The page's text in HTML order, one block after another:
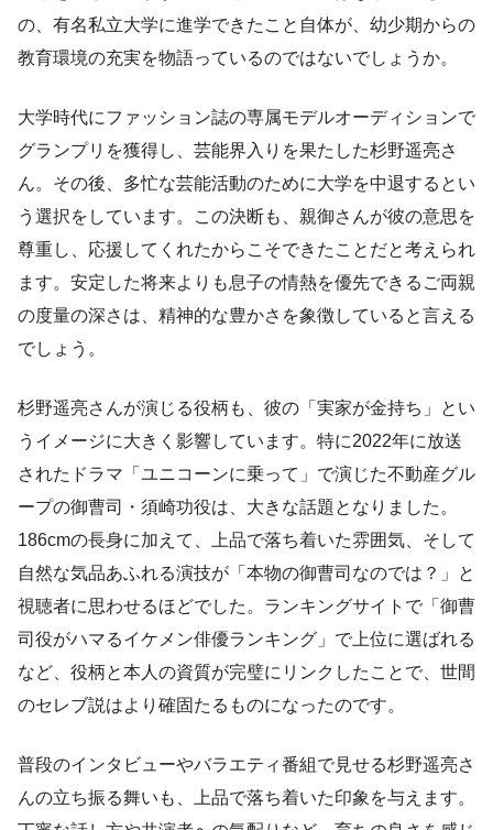
の、有名私立大学に進学できたこと自体が、幼少期からの
教育環境の充実を物語っているのではないでしょうか。
大学時代にファッション誌の専属モデルオーディションで
グランプリを獲得し、芸能界入りを果たした杉野遥亮さ
ん。その後、多忙な芸能活動のために大学を中退するとい
う選択をしています。この決断も、親御さんが彼の意思を
尊重し、応援してくれたからこそできたことだと考えられ
ます。安定した将来よりも息子の情熱を優先できるご両親
の度量の深さは、精神的な豊かさを象徴していると言える
でしょう。
杉野遥亮さんが演じる役柄も、彼の「実家が金持ち」とい
うイメージに大きく影響しています。特に2022年に放送
されたドラマ「ユニコーンに乗って」で演じた不動産グル
ープの御曹司・須崎功役は、大きな話題となりました。
186cmの長身に加えて、上品で落ち着いた雰囲気、そして
自然な気品あふれる演技が「本物の御曹司なのでは？」と
視聴者に思わせるほどでした。ランキングサイトで「御曹
司役がハマるイケメン俳優ランキング」で上位に選ばれる
など、役柄と本人の資質が完璧にリンクしたことで、世間
のセレブ説はより確固たるものになったのです。
普段のインタビューやバラエティ番組で見せる杉野遥亮さ
んの立ち振る舞いも、上品で落ち着いた印象を与えます。